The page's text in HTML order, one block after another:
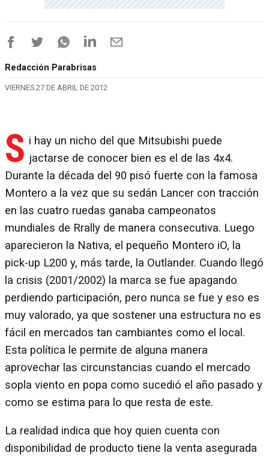
Redacción Parabrisas
VIERNES 27 DE ABRIL DE 2012
S i hay un nicho del que Mitsubishi puede
jactarse de conocer bien es el de las 4x4.
Durante la década del 90 pisó fuerte con la famosa
Montero a la vez que su sedán Lancer con tracción
en las cuatro ruedas ganaba campeonatos
mundiales de Rrally de manera consecutiva. Luego
aparecieron la Nativa, el pequeño Montero iO, la
pick-up L200 y, más tarde, la Outlander. Cuando llegó
la crisis (2001/2002) la marca se fue apagando
perdiendo participación, pero nunca se fue y eso es
muy valorado, ya que sostener una estructura no es
fácil en mercados tan cambiantes como el local.
Esta política le permite de alguna manera
aprovechar las circunstancias cuando el mercado
sopla viento en popa como sucedió el año pasado y
como se estima para lo que resta de este.
La realidad indica que hoy quien cuenta con
disponibilidad de producto tiene la venta asegurada